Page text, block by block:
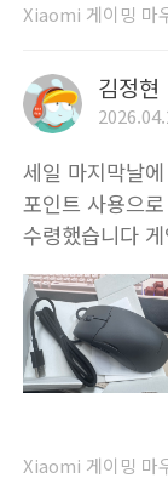
Xiaomi 게이밍 마
김정현
세일 마지막날
포인트 사용으
수령했습니다
Xiaomi 게이밍 마